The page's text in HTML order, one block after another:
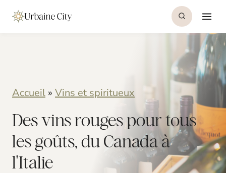
Accueil » Vins et spiritueux
Des vins rouges pour tous
les goûts, du Canada à
l'Italie